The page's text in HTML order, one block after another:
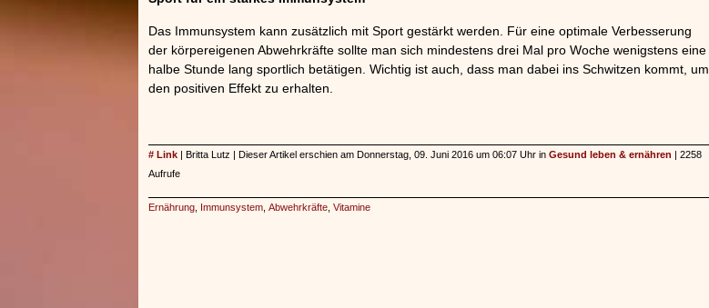
Das Immunsystem kann zusätzlich mit Sport gestärkt werden. Für eine optimale Verbesserung
der körpereigenen Abwehrkräfte sollte man sich mindestens drei Mal pro Woche wenigstens eine
halbe Stunde lang sportlich betätigen. Wichtig ist auch, dass man dabei ins Schwitzen kommt, um
den positiven Effekt zu erhalten.
# Link | Britta Lutz | Dieser Artikel erschien am Donnerstag, 09. Juni 2016 um 06:07 Uhr in Gesund leben & ernähren | 2258
Aufrufe
Ernährung Immunsystem Abwehrkräfte Vitamine